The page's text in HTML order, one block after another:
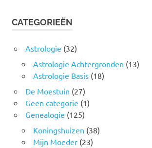
CATEGORIEËN
Astrologie (32)
Astrologie Achtergronden (13)
Astrologie Basis(18)
De Moestuin (27)
Geen categorie (1)
Genealogie (125)
Koningshuizen (38)
Mijn Moeder(23)